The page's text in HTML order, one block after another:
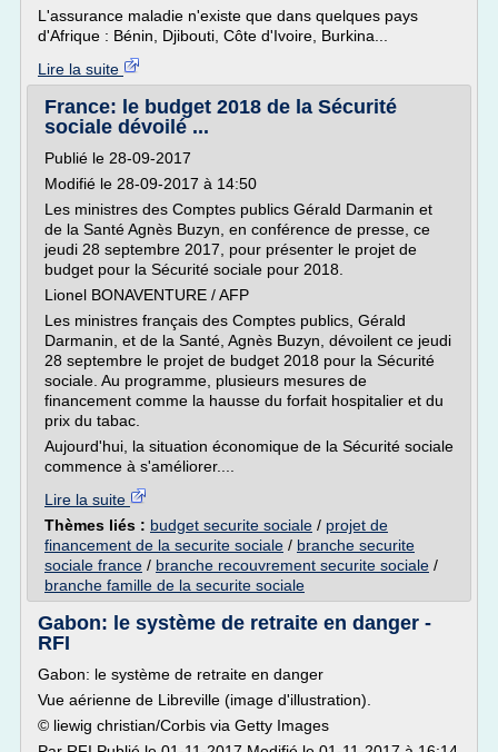
L'assurance maladie n'existe que dans quelques pays
d'Afrique : Bénin, Djibouti, Côte d'Ivoire, Burkina...
Lire la suite
France: le budget 2018 de la Sécurité
sociale dévoilé ...
Publié le 28-09-2017
Modifié le 28-09-2017 à 14:50
Les ministres des Comptes publics Gérald Darmanin et
de la Santé Agnès Buzyn, en conférence de presse, ce
jeudi 28 septembre 2017, pour présenter le projet de
budget pour la Sécurité sociale pour 2018.
Lionel BONAVENTURE / AFP
Les ministres français des Comptes publics, Gérald
Darmanin, et de la Santé, Agnès Buzyn, dévoilent ce jeudi
28 septembre le projet de budget 2018 pour la Sécurité
sociale. Au programme, plusieurs mesures de
financement comme la hausse du forfait hospitalier et du
prix du tabac.
Aujourd'hui, la situation économique de la Sécurité sociale
commence à s'améliorer....
Lire la suite
Thèmes liés : budget securite sociale / projet de
financement de la securite sociale / branche securite
sociale france / branche recouvrement securite sociale /
branche famille de la securite sociale
Gabon: le système de retraite en danger -
RFI
Gabon: le système de retraite en danger
Vue aérienne de Libreville (image d'illustration).
© liewig christian/Corbis via Getty Images